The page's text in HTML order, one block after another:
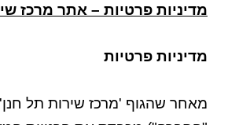
מדיניות פרטיות – אתר מרכז
מדיניות פרטיות
מאחר שהגוף 'מרכז שירות תל